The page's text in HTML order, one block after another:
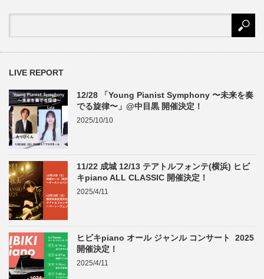
LIVE REPORT
12/28 「Young Pianist Symphony 〜未来を奏
でる旋律〜」@中目黒 開催決定！
2025/10/10
11/22 成城 12/13 テアトルフォンテ(横浜) ヒビ
キpiano ALL CLASSIC 開催決定！
2025/4/11
ヒビキpiano オール ジャンル コンサート 2025
開催決定！
2025/4/11